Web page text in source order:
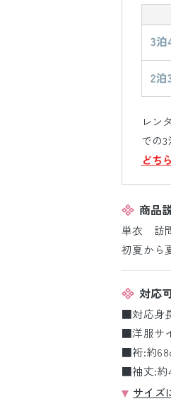
レン
での
どち
商品
単衣 訪
初夏から
対応
■対応身
■洋服サ
■裄:約
■袖丈:約
サイズ